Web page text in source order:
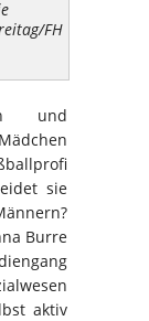
FH
und
sie
Burre
aktiv